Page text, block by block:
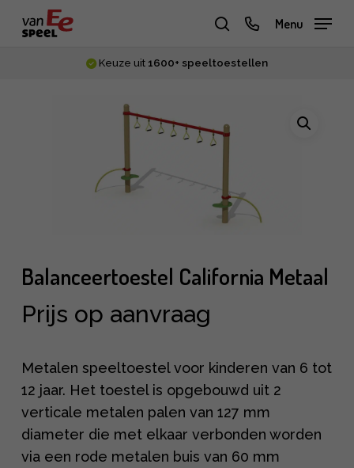
zoeken
phone
Menu
Keuze uit1600+ speeltoestellen
Balanceertoestel California Metaal
Prijs op aanvraag
Metalen speeltoestel voor kinderen van 6 tot
12 jaar. Het toestel is opgebouwd uit 2
verticale metalen palen van 127 mm
diameter die met elkaar verbonden worden
via een rode metalen buis van 60 mm